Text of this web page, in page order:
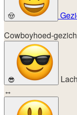
🤠
Cowboyhoed-
😎
↔